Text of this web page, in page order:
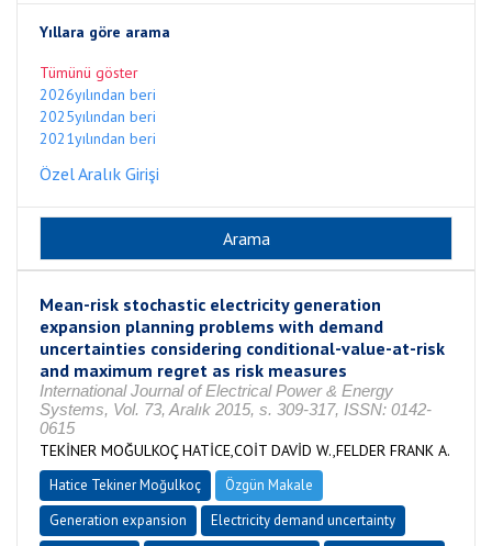
Yıllara göre arama
Tümünü göster
2026yılından beri
2025yılından beri
2021yılından beri
Özel Aralık Girişi
Mean-risk stochastic electricity generation
expansion planning problems with demand
uncertainties considering conditional-value-at-risk
and maximum regret as risk measures
International Journal of Electrical Power & Energy
Systems, Vol. 73, Aralık 2015, s. 309-317, ISSN: 0142-
0615
TEKİNER MOĞULKOÇ HATİCE,COİT DAVİD W.,FELDER FRANK A.
Hatice Tekiner Moğulkoç
Özgün Makale
Generation expansion
Electricity demand uncertainty